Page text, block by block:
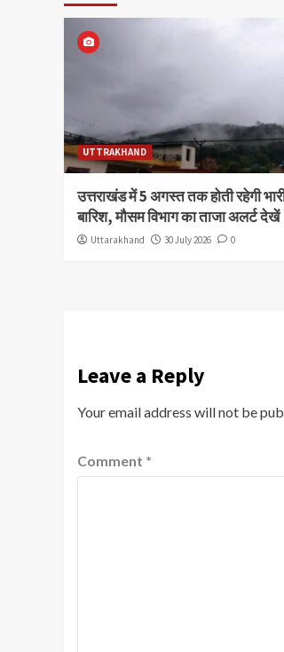
UTTRAKHAND
उत्तराखंड में 5 अगस्त तक होती रहेगी
बारिश, मौसम विभाग का ताजा अलर्ट देखें
Uttarakhand 30 July 2026 0
Leave a Reply
Your email address will not be
Comment *